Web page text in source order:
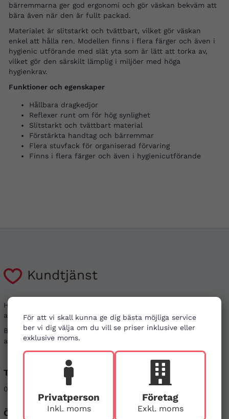
För att vi skall kunna ge dig bästa möjliga service
ber vi dig välja om du vill se priser inklusive eller
exklusive moms.
Privatperson
Inkl. moms
Företag
Exkl. moms
bärremmarna ger god ergonomi och gör väskan bekväm att
bära även när den är fullt packad.
Materialet är slitstarkt och tvättbart, vilket gör väskan
enkel att hålla ren. Modellen finns i flera färger och även i
hygienic utförande med slät yta som är lätt att torka av,
vilket gör den särskilt lämplig i miljöer med höga
hygienkrav.
Funktioner och egenskaper
Hållbara dragkedjor
Reflexer runt om för hög synlighet
Slitstarkt och tvättbart material
Förstärkta handtag och bärremmar
Flera stuvfack för organiserad förvaring
Finns i flera färger och även i hygienicutförande
Kundtjänst
Har du frågor kring din beställning, eller i behov
av vägledning?
Besök gärna våravanliga frågor. Det går även bra
att kontakta oss genom alternativen nedan.
Telefon
08-121 464 90
Öppettider Sociala medier